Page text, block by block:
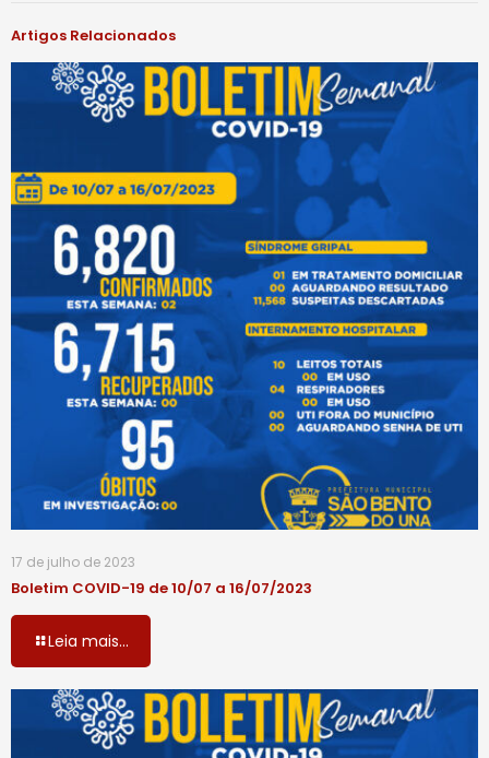
Artigos Relacionados
17 de julho de 2023
Boletim COVID-19 de 10/07 a 16/07/2023
Leia mais...